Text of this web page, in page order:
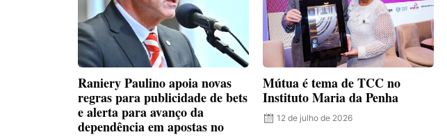
Raniery Paulino apoia novas
regras para publicidade de bets
e alerta para avanço da
dependência em apostas no
Mútua é tema de TCC no
Instituto Maria da Penha
12 de julho de 2026